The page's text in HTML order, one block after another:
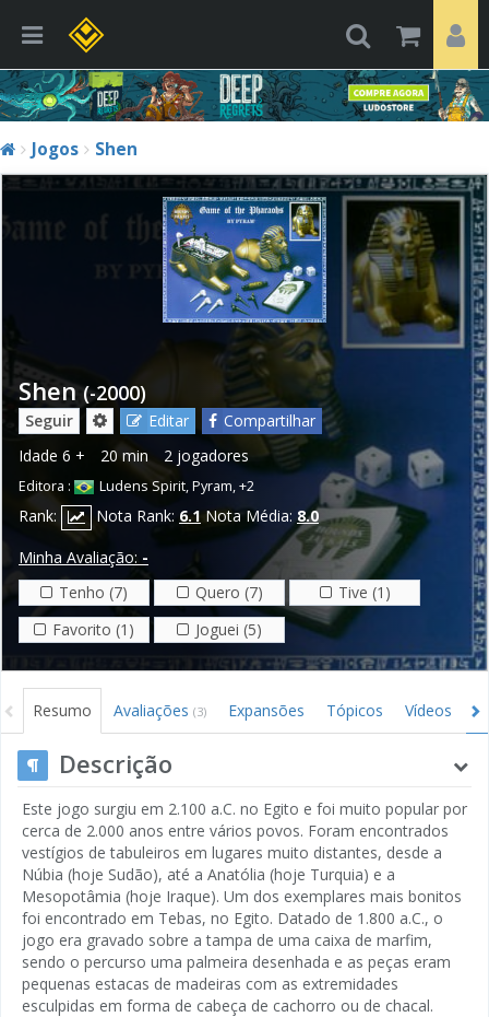
Jogos Shen
Shen (-2000)
Seguir Editar
Compartilhar
Idade 6 + 20 min 2 jogadores
Editora : Ludens Spirit,Pyram,+2
Rank: Nota Rank: 6.1 Nota Média:8.0
Minha Avaliação: -
Tenho (7)
Quero (7)
Tive (1)
Favorito (1)
Joguei (5)
Resumo Avaliações (3) Expansões Tópicos Vídeos
Descrição
Este jogo surgiu em 2.100 a.C. no Egito e foi muito popular por
cerca de 2.000 anos entre vários povos. Foram encontrados
vestígios de tabuleiros em lugares muito distantes, desde a
Núbia (hoje Sudão), até a Anatólia (hoje Turquia) e a
Mesopotâmia (hoje Iraque). Um dos exemplares mais bonitos
foi encontrado em Tebas, no Egito. Datado de 1.800 a.C., o
jogo era gravado sobre a tampa de uma caixa de marfim,
sendo o percurso uma palmeira desenhada e as peças eram
pequenas estacas de madeiras com as extremidades
esculpidas em forma de cabeça de cachorro ou de chacal.